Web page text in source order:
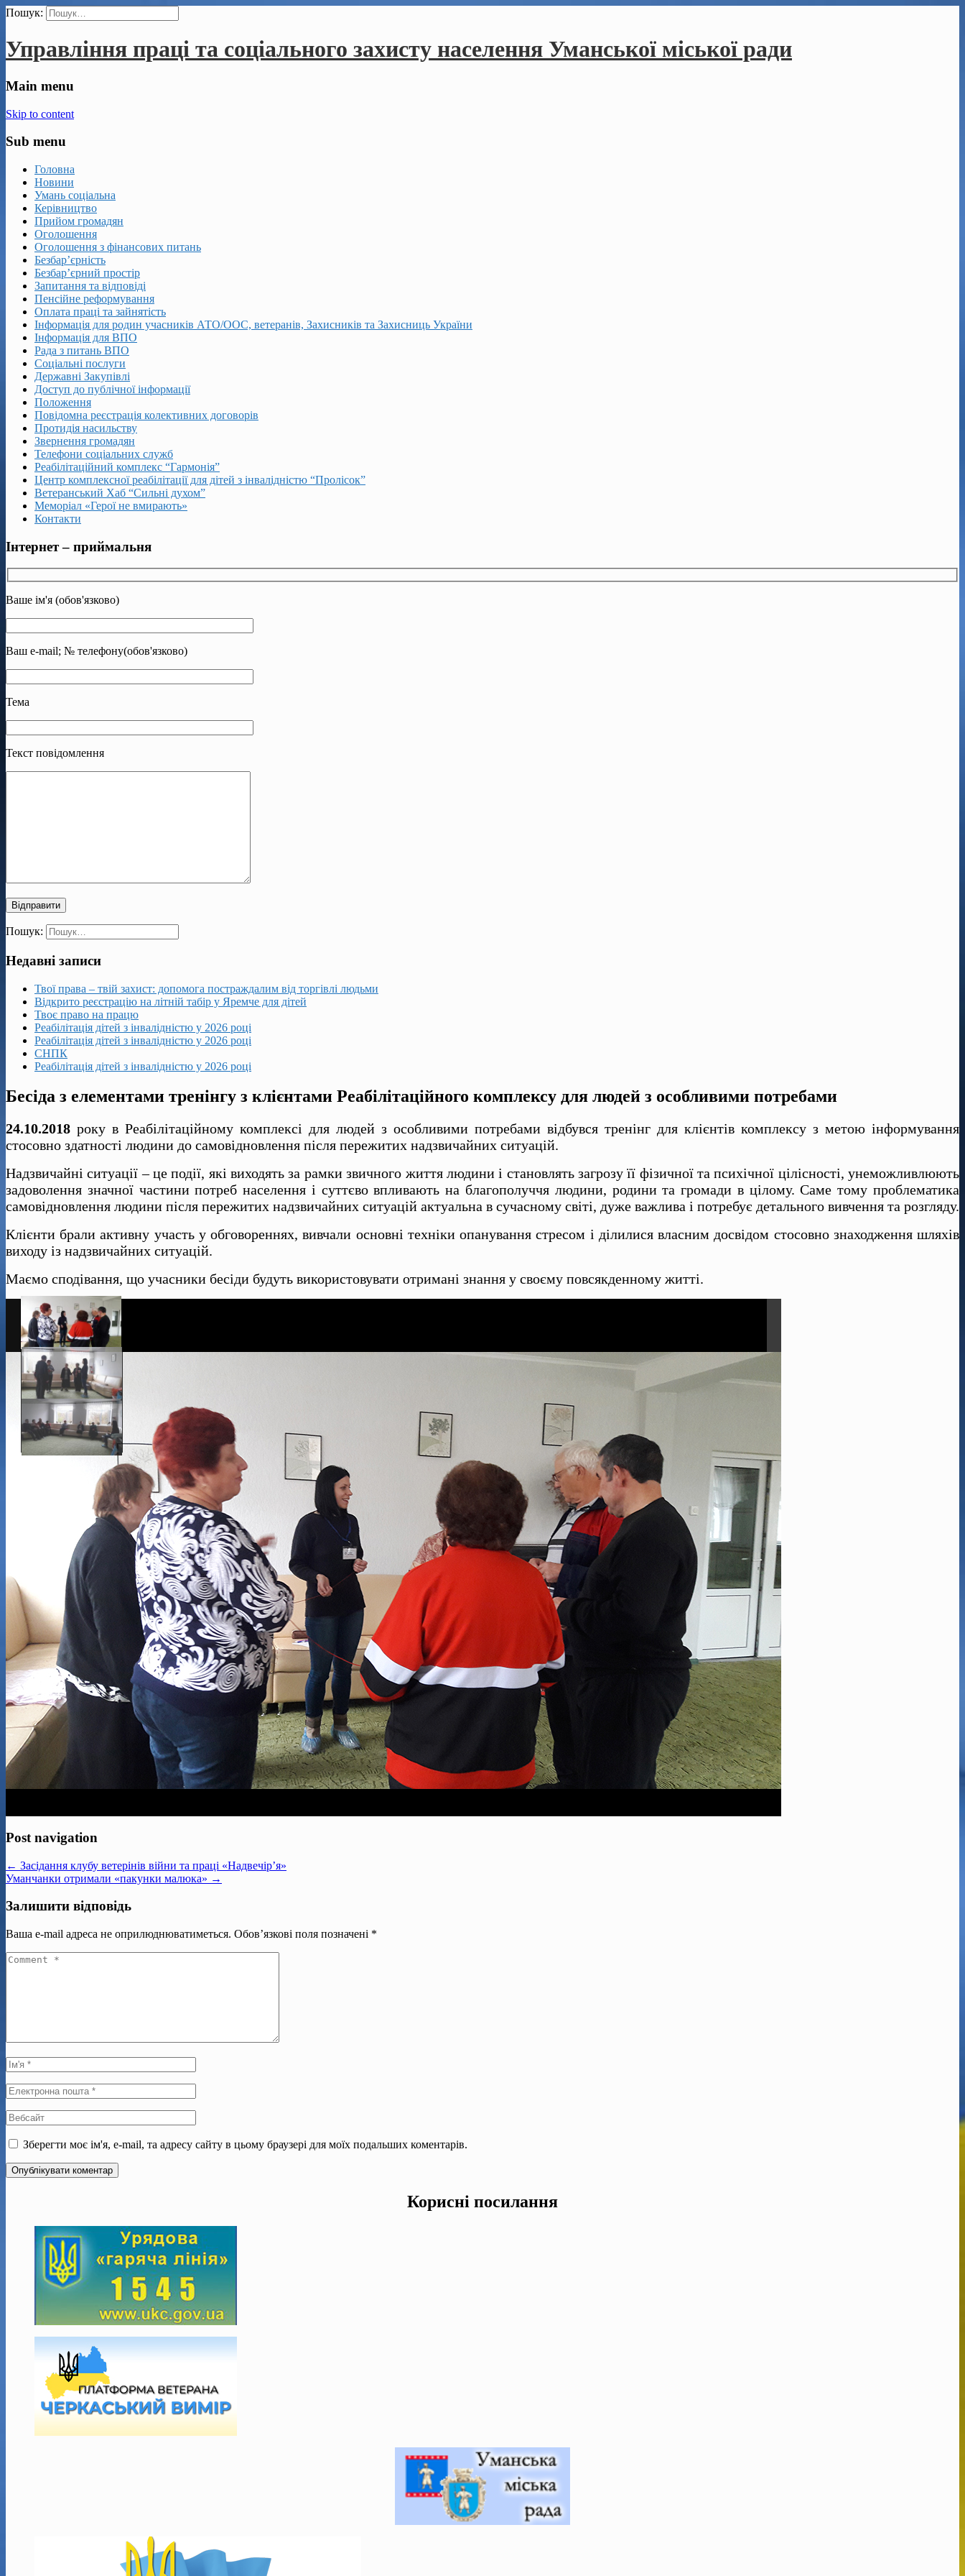
Пошук:
Управління праці та соціального захисту населення Уманської міської ради
Main menu
Skip to content
Sub menu
Головна
Новини
Умань соціальна
Керівництво
Прийом громадян
Оголошення
Оголошення з фінансових питань
Безбар’єрність
Безбар’єрний простір
Запитання та відповіді
Пенсійне реформування
Оплата праці та зайнятість
Інформація для родин учасників АТО/ООС, ветеранів, Захисників та Захисниць України
Інформація для ВПО
Рада з питань ВПО
Соціальні послуги
Державні Закупівлі
Доступ до публічної інформації
Положення
Повідомна реєстрація колективних договорів
Протидія насильству
Звернення громадян
Телефони соціальних служб
Реабілітаційний комплекс “Гармонія”
Центр комплексної реабілітації для дітей з інвалідністю “Пролісок”
Ветеранський Хаб “Сильні духом”
Меморіал «Герої не вмирають»
Контакти
Інтернет – приймальня
Ваше ім'я (обов'язково)
Ваш e-mail; № телефону(обов'язково)
Тема
Текст повідомлення
Пошук:
Недавні записи
Твої права – твій захист: допомога постраждалим від торгівлі людьми
Відкрито реєстрацію на літній табір у Яремче для дітей
Твоє право на працю
Реабілітація дітей з інвалідністю у 2026 році
Реабілітація дітей з інвалідністю у 2026 році
СНПК
Реабілітація дітей з інвалідністю у 2026 році
Бесіда з елементами тренінгу з клієнтами Реабілітаційного комплексу для людей з особливими потребами
24.10.2018 року в Реабілітаційному комплексі для людей з особливими потребами відбувся тренінг для клієнтів комплексу з метою інформування
стосовно здатності людини до самовідновлення після пережитих надзвичайних ситуацій.
Надзвичайні ситуації – це події, які виходять за рамки звичного життя людини і становлять загрозу її фізичної та психічної цілісності, унеможливлюють
задоволення значної частини потреб населення і суттєво впливають на благополуччя людини, родини та громади в цілому. Саме тому проблематика
самовідновлення людини після пережитих надзвичайних ситуацій актуальна в сучасному світі, дуже важлива і потребує детального вивчення та розгляду.
Клієнти брали активну участь у обговореннях, вивчали основні техніки опанування стресом і ділилися власним досвідом стосовно знаходження шляхів
виходу із надзвичайних ситуацій.
Маємо сподівання, що учасники бесіди будуть використовувати отримані знання у своєму повсякденному житті.
Post navigation
← Засідання клубу ветерінів війни та праці «Надвечір’я»
Уманчанки отримали «пакунки малюка» →
Залишити відповідь
Ваша e-mail адреса не оприлюднюватиметься. Обов’язкові поля позначені *
Зберегти моє ім'я, e-mail, та адресу сайту в цьому браузері для моїх подальших коментарів.
Корисні посилання